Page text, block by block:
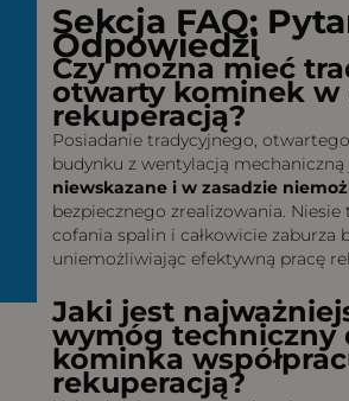
Sekcja FAQ:
Odpowiedzi
Czy można mieć
otwarty kominek w
rekuperacją?
Posiadanie tradycyjnego,
budynku z wentylacją mechaniczną
niewskazane i w zasadzie
bezpiecznego zrealizowania. Niesie
cofania spalin i całkowicie zaburza
uniemożliwiając efektywną pracę
Jaki jest
wymóg techniczny
kominka
rekuperacją?